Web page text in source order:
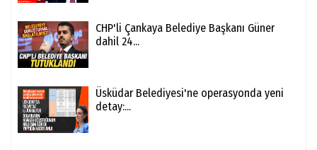
CHP'li Çankaya Belediye Başkanı Güner
dahil 24...
Üsküdar Belediyesi'ne operasyonda yeni
detay:...